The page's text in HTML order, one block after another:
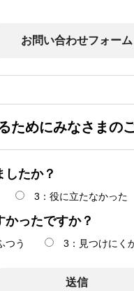
ためにみなさまの
したか？
3：役に立たなかった
ったですか？
つう 3：見つけにく